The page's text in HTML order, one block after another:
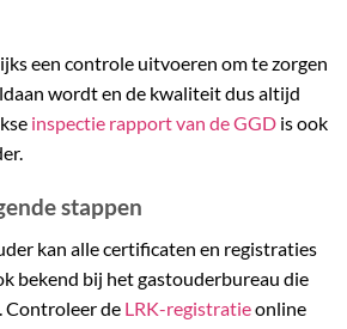
een controle uitvoeren om te zorgen
wordt en de kwaliteit dus altijd
inspectie rapport van de GGD is ook
stappen
kan alle certificaten en registraties
bekend bij het gastouderbureau die
Controleer de LRK-registratieonline